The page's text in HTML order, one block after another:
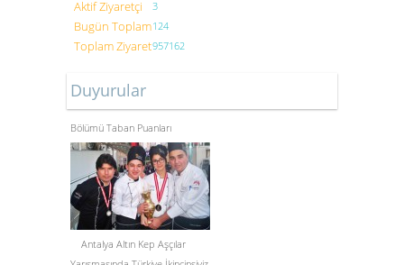
Aktif Ziyaretçi 3
Bugün Toplam124
Toplam Ziyaret957162
Duyurular
Bölümü Taban Puanları
Antalya Altın Kep Aşçılar
Yarışmasında Türkiye İkincinsiyiz.